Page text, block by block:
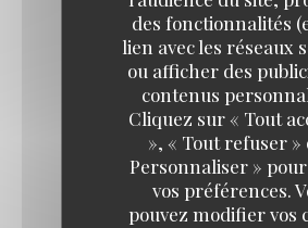
des fonctionnalités
lien avec les réseaux
ou afficher des
contenus
Cliquez sur « Tout
», « Tout refuser »
Personnaliser »
vos préférences.
pouvez modifier vos
16,00 EUR
TARTE AU
16,00 EUR
SALADE DU